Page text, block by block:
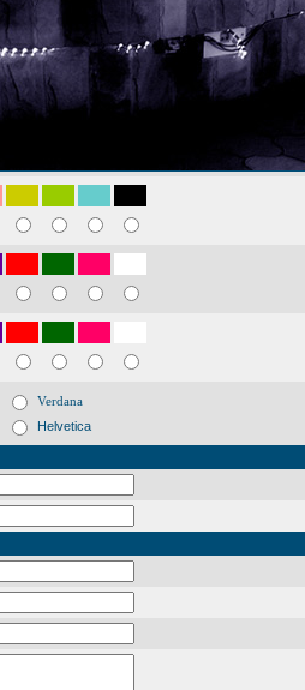
Verdana
Helvetica